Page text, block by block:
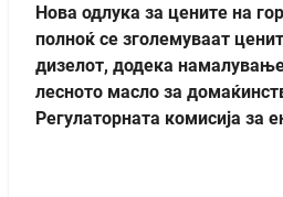
Нова одлука за цените на
полноќ се зголемуваат
дизелот, додека
лесното масло за
Регулаторната комисија за